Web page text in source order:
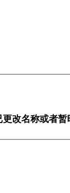
改名称或者暂